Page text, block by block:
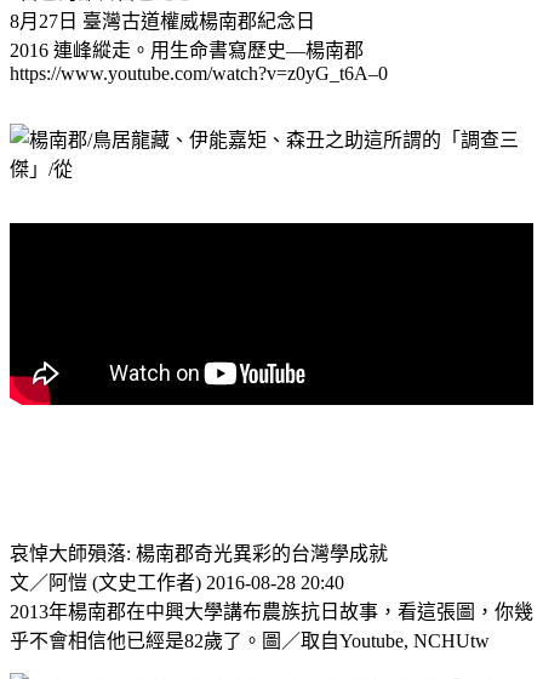
8月27日 臺灣古道權威楊南郡紀念日
2016 連峰縱走。用生命書寫歷史—楊南郡
https://www.youtube.com/watch?v=z0yG_t6A–0
哀悼大師殞落: 楊南郡奇光異彩的台灣學成就
文／阿愷 (文史工作者) 2016-08-28 20:40
2013年楊南郡在中興大學講布農族抗日故事，看這張圖，你幾
乎不會相信他已經是82歲了。圖／取自Youtube, NCHUtw